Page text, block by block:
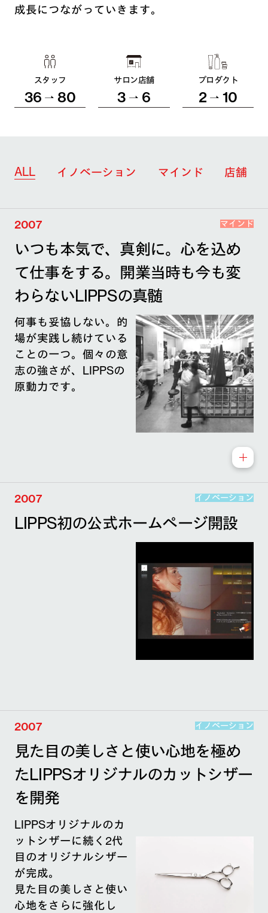
成長につながっていきます。
スタッフ
36 80
サロン店舗
3 6
プロダクト
2 10
ALL イノベーション マインド 店舗
2007 マインド
いつも本気で、真剣に。心を込め
て仕事をする。開業当時も今も変
わらないLIPPSの真髄
何事も妥協しない。的
場が実践し続けている
ことの一つ。個々の意
志の強さが、LIPPSの
原動力です。
2007 イノベーション
LIPPS初の公式ホームページ開設
2007 イノベーション
見た目の美しさと使い心地を極め
たLIPPSオリジナルのカットシザー
を開発
LIPPSオリジナルのカ
ットシザーに続く2代
目のオリジナルシザー
が完成。
見た目の美しさと使い
心地をさらに強化し